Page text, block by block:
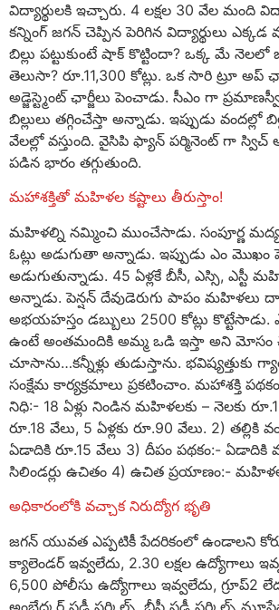
విద్యార్థుల‌కి ఇచ్చారు. 4 ల‌క్ష‌ల 30 వేల మంది
కన్నింగ్ జగన్ చెప్పిన పెరిగిన విద్యార్థులు
బిల్లు పట్టుకుంటే షాక్ కొట్టిందా? ఒక్క మే
తెలుసా? రూ.11,300 కోట్లు. ఒక సారి ట్రూ అప్
అడ్జెస్ట్మెంట్ ఛార్జీలు పెంచాడు. సీఎం గా
బిల్లులు తగ్గించేస్తా అన్నాడు. ఇప్పుడు వందల్లో
వేలల్లో వస్తుంది. వైసిపి ఫ్యాన్ పర్మినెంట్ గా
పడిన భారం తగ్గుతుంది.
మహాశక్తితో మహిళల కష్టాలు తీరుస్తాం!
మహిళల్ని నమ్మించి ముంచేసాడు. సంపూర్ణ
ఓట్లు అడుగుతా అన్నాడు. ఇప్పుడు ఎం మొఖం
అడుగుతున్నాడు. 45 ఏళ్లకే బీసీ, ఎస్సి, ఎస్టీ
అన్నాడు. పెన్షన్ దేవుడెరుగు పాపం మహిళలు
అభయహస్తం డబ్బులు 2500 కోట్లు కొట్టేసాడు.
ఉంటే అంతమందికి అమ్మ ఒడి ఇస్తా అని మోసం
చూసాను…కన్నీళ్లు తుడుస్తాను. భవిష్యత్తుకు
సంక్షేమ కార్యక్రమాలు ప్రకటించాం. మహాశక్తి
నిధి:- 18 ఏళ్లు నిండిన మహిళలకు – నెలకు
రూ.18 వేలు, 5 ఏళ్లకు రూ.90 వేలు. 2) తల్లికి
ఏడాదికి రూ.15 వేలు 3) దీపం పథకం:- ఏడాదికి
సిలిండర్లు ఉచితం 4) ఉచిత ప్రయాణం:-
అధికారంలోకి వచ్చాక నిరుద్యోగ భృతి
జగన్ యువత ఎప్పటికీ పేదరికంలో ఉండాలని
క్యాలెండర్ ఇవ్వలేదు, 2.30 లక్షల ఉద్యోగాలు
6,500 పోలీసు ఉద్యోగాలు ఇవ్వలేదు, గ్రూప్2
అంబేద్కర్ స్టడీ సర్కిల్స్, బీసీ స్టడీ సర్కిల్స్